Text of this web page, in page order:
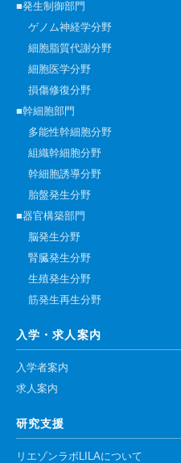
■発生制御部門
ゲノム神経学分野
細胞脂質代謝分野
細胞医学分野
損傷修復分野
■幹細胞部門
多能性幹細胞分野
組織幹細胞分野
幹細胞誘導分野
胎盤発生分野
■器官構築部門
脳発生分野
腎臓発生分野
生殖発生分野
筋発生再生分野
入学・求人案内
入学者案内
求人案内
研究支援
リエゾンラボLILAについて